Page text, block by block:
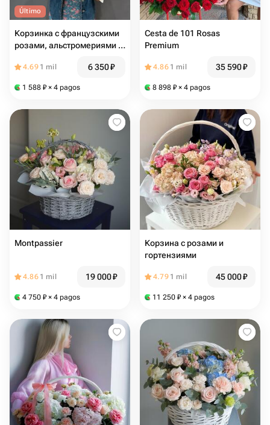
Último
Корзинка с французскими
розами, альстромериями и
4.69 1 mil 6 350₽
1 588 ₽ × 4 pagos
Cesta de 101 Rosas
Premium
4.86 1 mil 35 590₽
8 898 ₽ × 4 pagos
Montpassier
4.86 1 mil 19 000₽
4 750 ₽ × 4 pagos
Корзина с розами и
гортензиями
4.79 1 mil 45 000₽
11 250 ₽ × 4 pagos